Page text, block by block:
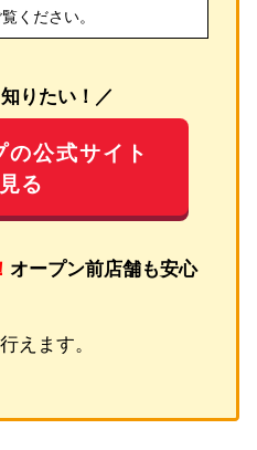
ください。
りたい！／
公式サイト
る
オープン前店舗も安心
えます。